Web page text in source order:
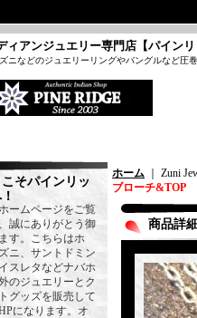
ィアンジュエリー専門店【パインリ
ニなどのジュエリーリングやバングルなど圧
そパインリッ
ームページをご覧
誠にありがとう御
す。こちらはホ
ニ、サントドミン
スレタなどナバホ
のジュエリーとク
グッズを販売して
になります。オ
ホーム ｜ Zuni
ブローチ&TOP
商品詳細